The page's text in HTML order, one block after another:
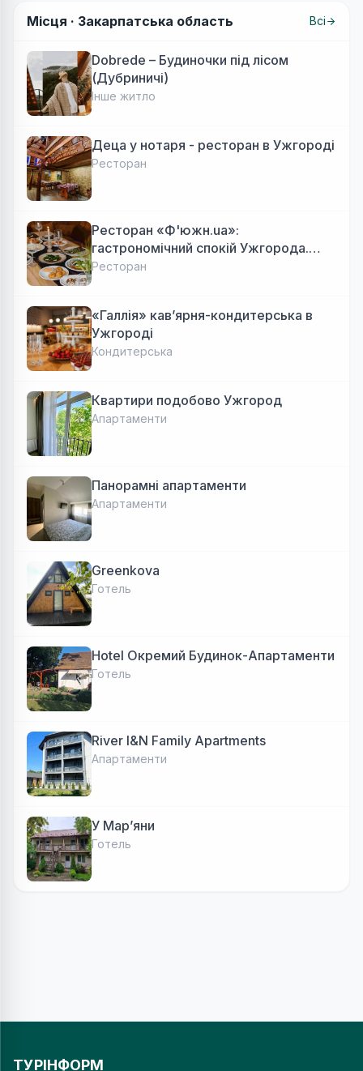
Місця · Закарпатська область Всі
Dobrede – Будиночки під лісом
(Дубриничі)
Інше житло
Деца у нотаря - ресторан в Ужгороді
Ресторан
Ресторан «Ф'южн.ua»:
гастрономічний спокій Ужгорода.
Авторська локальна кухня, затишок
Ресторан
«Галлія» кав’ярня-кондитерська в
Ужгороді
Кондитерська
Квартири подобово Ужгород
Апартаменти
Панорамні апартаменти
Апартаменти
Greenkova
Готель
Hotel Окремий Будинок-Апартаменти
Готель
River I&N Family Apartments
Апартаменти
У Марʼяни
Готель
ТУРІНФОРМ